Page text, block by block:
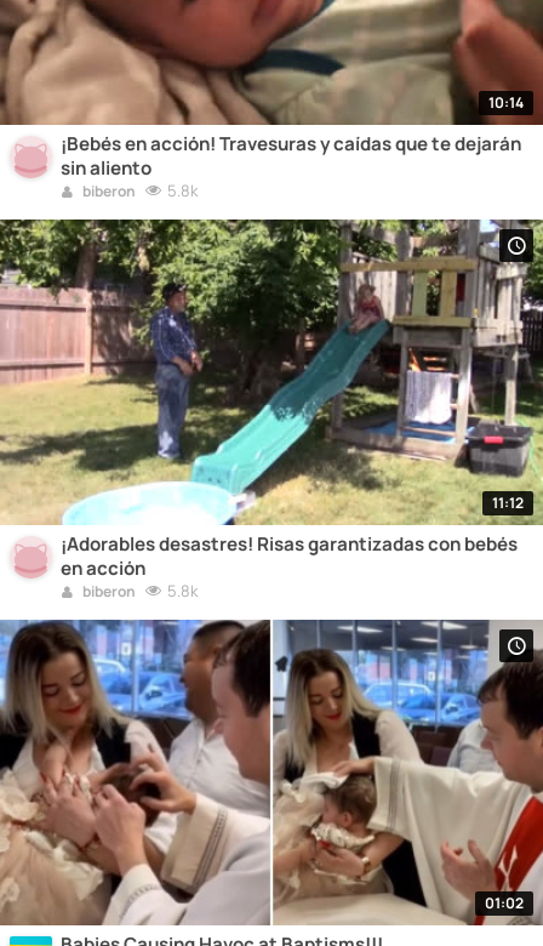
10:14
¡Bebés en acción! Travesuras y caídas que te dejarán
sin aliento
biberon 5.8k
11:12
¡Adorables desastres! Risas garantizadas con bebés
en acción
biberon 5.8k
01:02